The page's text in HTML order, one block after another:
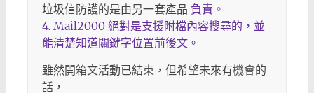
垃圾信防護的是由另一套產品 負責。
4. Mail2000 絕對是支援附檔內容搜尋的，並
能清楚知道關鍵字位置前後文。
雖然開箱文活動已結束，但希望未來有機會的
話，